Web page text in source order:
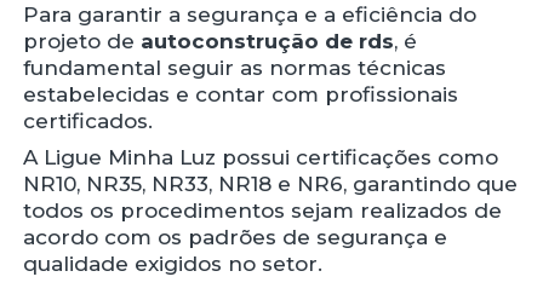
Para garantir a segurança e a eficiência do
projeto de autoconstrução de rds, é
fundamental seguir as normas técnicas
estabelecidas e contar com profissionais
certificados.
A Ligue Minha Luz possui certificações como
NR10, NR35, NR33, NR18 e NR6, garantindo que
todos os procedimentos sejam realizados de
acordo com os padrões de segurança e
qualidade exigidos no setor.